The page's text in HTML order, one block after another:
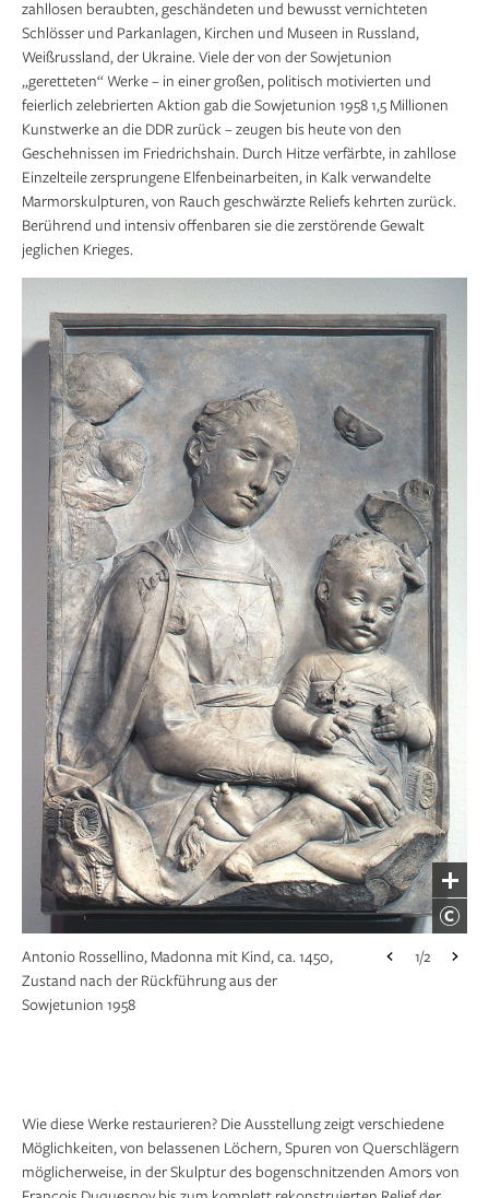
zahllosen beraubten, geschändeten und bewusst vernichteten
Schlösser und Parkanlagen, Kirchen und Museen in Russland,
Weißrussland, der Ukraine. Viele der von der Sowjetunion
„geretteten“ Werke – in einer großen, politisch motivierten und
feierlich zelebrierten Aktion gab die Sowjetunion 1958 1,5 Millionen
Kunstwerke an die DDR zurück – zeugen bis heute von den
Geschehnissen im Friedrichshain. Durch Hitze verfärbte, in zahllose
Einzelteile zersprungene Elfenbeinarbeiten, in Kalk verwandelte
Marmorskulpturen, von Rauch geschwärzte Reliefs kehrten zurück.
Berührend und intensiv offenbaren sie die zerstörende Gewalt
jeglichen Krieges.
Antonio Rossellino, Madonna mit Kind, ca. 1450,
Zustand nach der Rückführung aus der
Sowjetunion 1958
1/2
Antonio Rossellino, Madonna mit Kind, ca. 1450,
Zustand nach der Restaurierung 2012, Staatliche
1/2
Wie diese Werke restaurieren? Die Ausstellung zeigt verschiedene
Möglichkeiten, von belassenen Löchern, Spuren von Querschlägern
möglicherweise, in der Skulptur des bogenschnitzenden Amors von